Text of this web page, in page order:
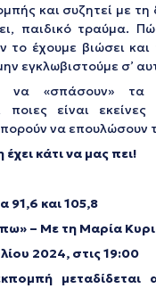
και συζητεί με
παιδικό τραύμα.
το έχουμε βιώσει
εγκλωβιστούμε σ’
να «σπάσουν» τα
είναι εκείνες
να επουλώσουν
κάτι να μας πει!
και 105,8
– Με τη Μαρία
2024, στις 19:00
μεταδίδεται